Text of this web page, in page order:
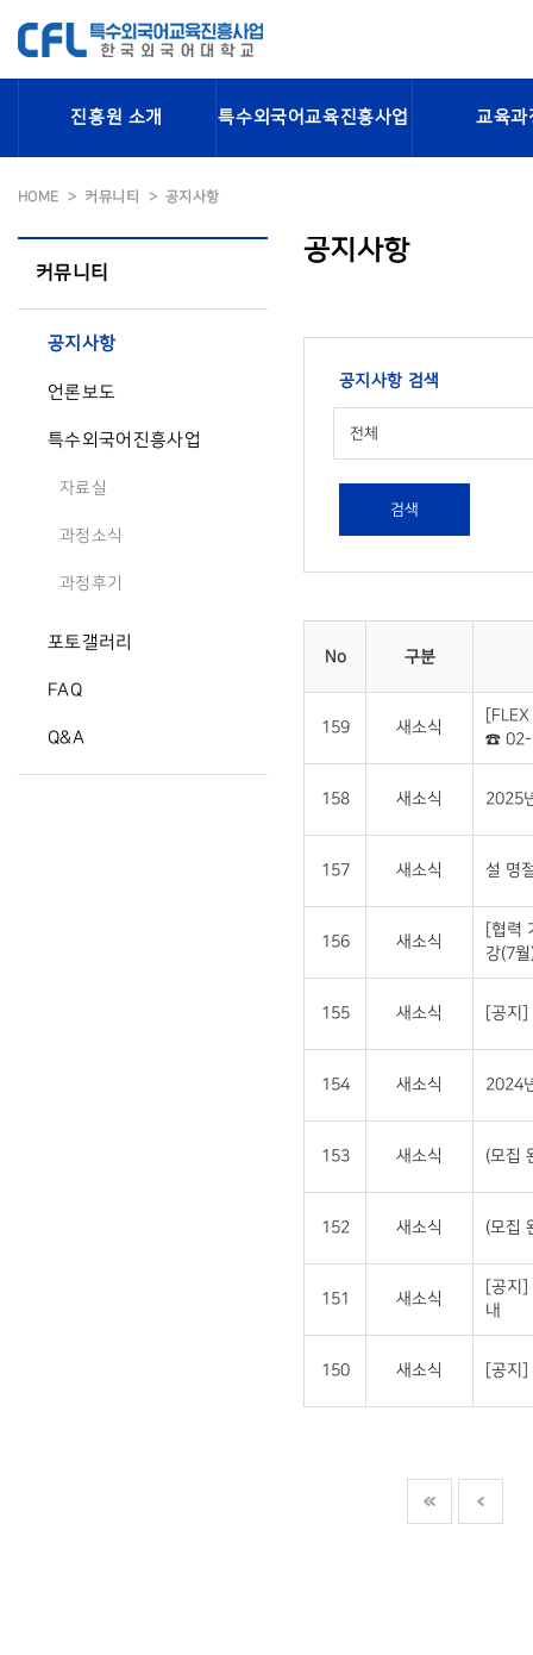
진흥원 소개 특수외국어교육진흥사업 교육과
HOME 커뮤니티 공지사항
커뮤니티
공지사항
언론보도
특수외국어진흥사업
자료실
과정소식
과정후기
포토갤러리
FAQ
Q&A
공지사항
공지사항 검색
전체
검색
No 구분
159 새소식
☎ 02-
158 새소식 2025
157 새소식 설 명
156 새소식
[협력
강(7월
155 새소식 [공지]
154 새소식 2024
153 새소식 (모집
152 새소식 (모집
151 새소식
[공지]
내
150 새소식 [공지]